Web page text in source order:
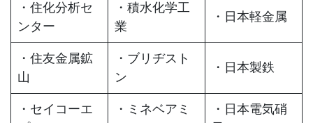
・住化分析セ
ンター
・積水化学工
業
・日本軽金属
・住友金属鉱
山
・ブリヂスト
ン
・日本製鉄
・セイコーエ
・ミネベアミ
・日本電気硝